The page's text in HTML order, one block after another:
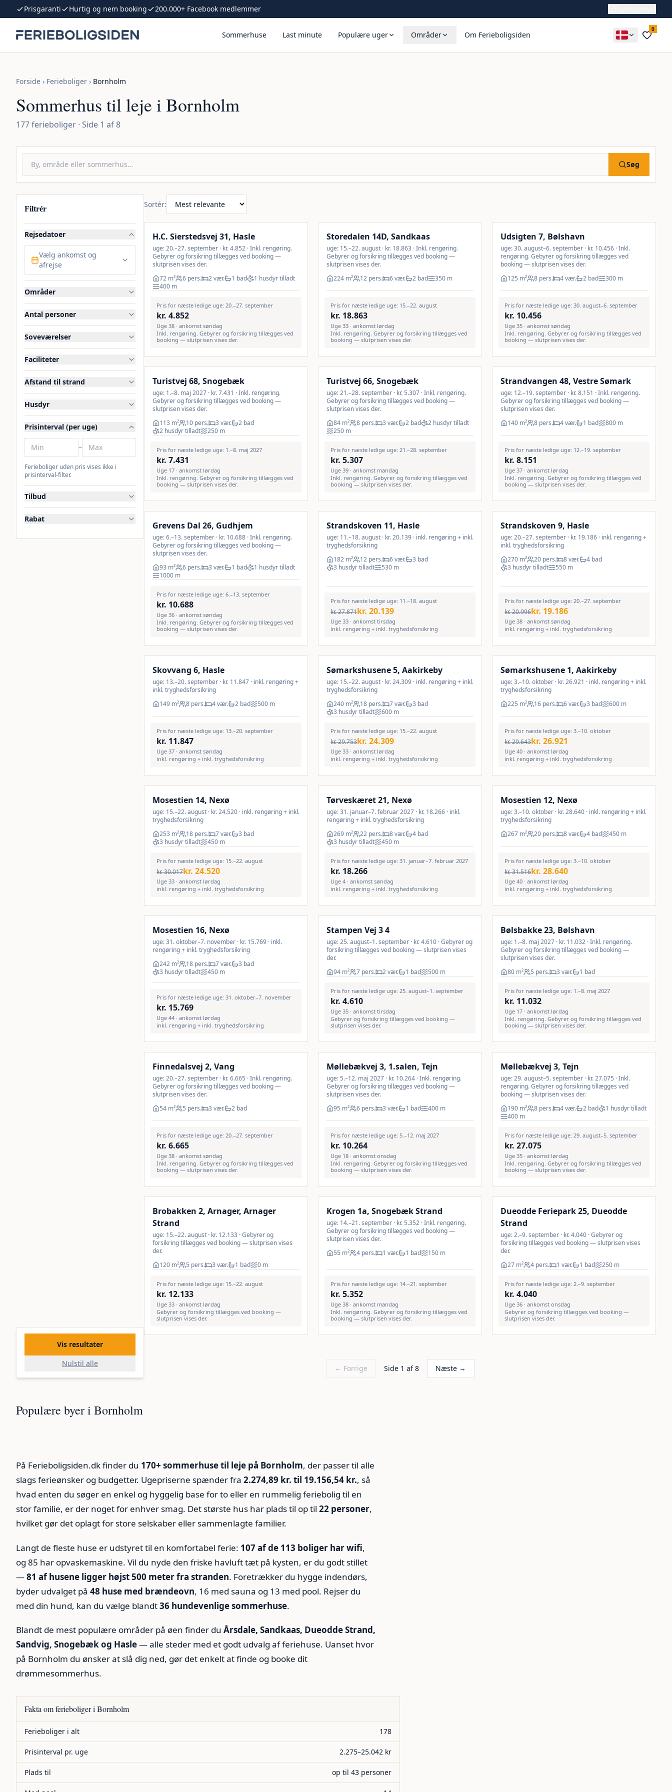
Spring til indhold
Prisgaranti Hurtig og nem booking 200.000+ Facebook medlemmer
Sommerhuse Last minute Populære uger Områder Om Ferieboligsiden
0
Forside › Ferieboliger › Bornholm
Sommerhus til leje i Bornholm
177 ferieboliger · Side 1 af 8
Søg
Filtrér
Rejsedatoer
Vælg ankomst og
afrejse
Områder
Antal personer
Soveværelser
Faciliteter
Afstand til strand
Husdyr
Prisinterval (per uge)
–
Ferieboliger uden pris vises ikke i
prisinterval-filter.
Tilbud
Rabat
Vis resultater
Nulstil alle
Sortér:
H.C. Sierstedsvej 31, Hasle
uge: 20.–27. september · kr. 4.852 · Inkl. rengøring.
Gebyrer og forsikring tillægges ved booking —
slutprisen vises der.
72 m² 6 pers. 2 vær. 1 bad
1 husdyr tilladt
400 m
Pris for næste ledige uge: 20.–27. september
kr. 4.852
Uge 38 · ankomst søndag
Inkl. rengøring. Gebyrer og forsikring tillægges ved
booking — slutprisen vises der.
Storedalen 14D, Sandkaas
uge: 15.–22. august · kr. 18.863 · Inkl. rengøring.
Gebyrer og forsikring tillægges ved booking —
slutprisen vises der.
224 m² 12 pers. 6 vær. 2 bad 350 m
Pris for næste ledige uge: 15.–22. august
kr. 18.863
Uge 33 · ankomst lørdag
Inkl. rengøring. Gebyrer og forsikring tillægges ved
booking — slutprisen vises der.
Udsigten 7, Bølshavn
uge: 30. august–6. september · kr. 10.456 · Inkl.
rengøring. Gebyrer og forsikring tillægges ved
booking — slutprisen vises der.
125 m² 8 pers. 4 vær. 2 bad 300 m
Pris for næste ledige uge: 30. august–6. september
kr. 10.456
Uge 35 · ankomst søndag
Inkl. rengøring. Gebyrer og forsikring tillægges ved
booking — slutprisen vises der.
Inkl. rengøring
Turistvej 68, Snogebæk
uge: 1.–8. maj 2027 · kr. 7.431 · Inkl. rengøring.
Gebyrer og forsikring tillægges ved booking —
slutprisen vises der.
113 m² 10 pers. 3 vær.
2 bad
2 husdyr tilladt
250 m
Pris for næste ledige uge: 1.–8. maj 2027
kr. 7.431
Uge 17 · ankomst lørdag
Inkl. rengøring. Gebyrer og forsikring tillægges ved
booking — slutprisen vises der.
Inkl. rengøring
Turistvej 66, Snogebæk
uge: 21.–28. september · kr. 5.307 · Inkl. rengøring.
Gebyrer og forsikring tillægges ved booking —
slutprisen vises der.
84 m² 8 pers. 3 vær. 2 bad
2 husdyr tilladt
250 m
Pris for næste ledige uge: 21.–28. september
kr. 5.307
Uge 39 · ankomst mandag
Inkl. rengøring. Gebyrer og forsikring tillægges ved
booking — slutprisen vises der.
Inkl. rengøring
Strandvangen 48, Vestre Sømark
uge: 12.–19. september · kr. 8.151 · Inkl. rengøring.
Gebyrer og forsikring tillægges ved booking —
slutprisen vises der.
140 m² 8 pers. 4 vær. 1 bad 800 m
Pris for næste ledige uge: 12.–19. september
kr. 8.151
Uge 37 · ankomst lørdag
Inkl. rengøring. Gebyrer og forsikring tillægges ved
booking — slutprisen vises der.
Inkl. rengøring
Grevens Dal 26, Gudhjem
uge: 6.–13. september · kr. 10.688 · Inkl. rengøring.
Gebyrer og forsikring tillægges ved booking —
slutprisen vises der.
93 m² 6 pers. 3 vær. 1 bad
1 husdyr tilladt
1000 m
Pris for næste ledige uge: 6.–13. september
kr. 10.688
Uge 36 · ankomst søndag
Inkl. rengøring. Gebyrer og forsikring tillægges ved
booking — slutprisen vises der.
LAST MINUTE
Inkl. rengøring
Strandskoven 11, Hasle
uge: 11.–18. august · kr. 20.139 · inkl. rengøring + inkl.
tryghedsforsikring
182 m² 12 pers. 6 vær.
3 bad
3 husdyr tilladt
530 m
Pris for næste ledige uge: 11.–18. august
kr.27.871kr. 20.139
Uge 33 · ankomst tirsdag
inkl. rengøring + inkl. tryghedsforsikring
Inkl. rengøring
Strandskoven 9, Hasle
uge: 20.–27. september · kr. 19.186 · inkl. rengøring +
inkl. tryghedsforsikring
270 m² 20 pers. 8 vær.
4 bad
3 husdyr tilladt
550 m
Pris for næste ledige uge: 20.–27. september
kr.20.996kr. 19.186
Uge 38 · ankomst søndag
inkl. rengøring + inkl. tryghedsforsikring
Inkl. rengøring
Skovvang 6, Hasle
uge: 13.–20. september · kr. 11.847 · inkl. rengøring +
inkl. tryghedsforsikring
149 m² 8 pers. 4 vær. 2 bad 500 m
Pris for næste ledige uge: 13.–20. september
kr. 11.847
Uge 37 · ankomst søndag
inkl. rengøring + inkl. tryghedsforsikring
LAST MINUTE
Inkl. rengøring
Sømarkshusene 5, Aakirkeby
uge: 15.–22. august · kr. 24.309 · inkl. rengøring + inkl.
tryghedsforsikring
240 m² 18 pers. 7 vær.
3 bad
3 husdyr tilladt
600 m
Pris for næste ledige uge: 15.–22. august
kr.29.753kr. 24.309
Uge 33 · ankomst lørdag
inkl. rengøring + inkl. tryghedsforsikring
Inkl. rengøring
Sømarkshusene 1, Aakirkeby
uge: 3.–10. oktober · kr. 26.921 · inkl. rengøring + inkl.
tryghedsforsikring
225 m² 16 pers. 6 vær. 3 bad 600 m
Pris for næste ledige uge: 3.–10. oktober
kr.29.643kr. 26.921
Uge 40 · ankomst lørdag
inkl. rengøring + inkl. tryghedsforsikring
LAST MINUTE
Inkl. rengøring
Mosestien 14, Nexø
uge: 15.–22. august · kr. 24.520 · inkl. rengøring + inkl.
tryghedsforsikring
253 m² 18 pers. 7 vær.
3 bad
3 husdyr tilladt
450 m
Pris for næste ledige uge: 15.–22. august
kr.30.017kr. 24.520
Uge 33 · ankomst lørdag
inkl. rengøring + inkl. tryghedsforsikring
Inkl. rengøring
Tørveskæret 21, Nexø
uge: 31. januar–7. februar 2027 · kr. 18.266 · inkl.
rengøring + inkl. tryghedsforsikring
269 m² 22 pers. 8 vær.
4 bad
3 husdyr tilladt
450 m
Pris for næste ledige uge: 31. januar–7. februar 2027
kr. 18.266
Uge 4 · ankomst søndag
inkl. rengøring + inkl. tryghedsforsikring
Inkl. rengøring
Mosestien 12, Nexø
uge: 3.–10. oktober · kr. 28.640 · inkl. rengøring + inkl.
tryghedsforsikring
267 m² 20 pers. 8 vær. 4 bad 450 m
Pris for næste ledige uge: 3.–10. oktober
kr.31.516kr. 28.640
Uge 40 · ankomst lørdag
inkl. rengøring + inkl. tryghedsforsikring
Inkl. rengøring
Mosestien 16, Nexø
uge: 31. oktober–7. november · kr. 15.769 · inkl.
rengøring + inkl. tryghedsforsikring
242 m² 18 pers. 7 vær.
3 bad
3 husdyr tilladt
450 m
Pris for næste ledige uge: 31. oktober–7. november
kr. 15.769
Uge 44 · ankomst lørdag
inkl. rengøring + inkl. tryghedsforsikring
Stampen Vej 3 4
uge: 25. august–1. september · kr. 4.610 · Gebyrer og
forsikring tillægges ved booking — slutprisen vises
der.
94 m² 7 pers. 2 vær. 1 bad 500 m
Pris for næste ledige uge: 25. august–1. september
kr. 4.610
Uge 35 · ankomst tirsdag
Gebyrer og forsikring tillægges ved booking —
slutprisen vises der.
Inkl. rengøring
Bølsbakke 23, Bølshavn
uge: 1.–8. maj 2027 · kr. 11.032 · Inkl. rengøring.
Gebyrer og forsikring tillægges ved booking —
slutprisen vises der.
80 m² 5 pers. 3 vær. 1 bad
Pris for næste ledige uge: 1.–8. maj 2027
kr. 11.032
Uge 17 · ankomst lørdag
Inkl. rengøring. Gebyrer og forsikring tillægges ved
booking — slutprisen vises der.
Inkl. rengøring
Finnedalsvej 2, Vang
uge: 20.–27. september · kr. 6.665 · Inkl. rengøring.
Gebyrer og forsikring tillægges ved booking —
slutprisen vises der.
54 m² 5 pers. 3 vær. 2 bad
Pris for næste ledige uge: 20.–27. september
kr. 6.665
Uge 38 · ankomst søndag
Inkl. rengøring. Gebyrer og forsikring tillægges ved
booking — slutprisen vises der.
Inkl. rengøring
Møllebækvej 3, 1.salen, Tejn
uge: 5.–12. maj 2027 · kr. 10.264 · Inkl. rengøring.
Gebyrer og forsikring tillægges ved booking —
slutprisen vises der.
95 m² 6 pers. 3 vær. 1 bad 400 m
Pris for næste ledige uge: 5.–12. maj 2027
kr. 10.264
Uge 18 · ankomst onsdag
Inkl. rengøring. Gebyrer og forsikring tillægges ved
booking — slutprisen vises der.
Inkl. rengøring
Møllebækvej 3, Tejn
uge: 29. august–5. september · kr. 27.075 · Inkl.
rengøring. Gebyrer og forsikring tillægges ved
booking — slutprisen vises der.
190 m² 8 pers. 4 vær. 2 bad
1 husdyr tilladt
400 m
Pris for næste ledige uge: 29. august–5. september
kr. 27.075
Uge 35 · ankomst lørdag
Inkl. rengøring. Gebyrer og forsikring tillægges ved
booking — slutprisen vises der.
Brobakken 2, Arnager, Arnager
Strand
uge: 15.–22. august · kr. 12.133 · Gebyrer og
forsikring tillægges ved booking — slutprisen vises
der.
120 m² 5 pers. 3 vær. 1 bad 0 m
Pris for næste ledige uge: 15.–22. august
kr. 12.133
Uge 33 · ankomst lørdag
Gebyrer og forsikring tillægges ved booking —
slutprisen vises der.
Inkl. rengøring
Krogen 1a, Snogebæk Strand
uge: 14.–21. september · kr. 5.352 · Inkl. rengøring.
Gebyrer og forsikring tillægges ved booking —
slutprisen vises der.
55 m² 4 pers. 1 vær. 1 bad 150 m
Pris for næste ledige uge: 14.–21. september
kr. 5.352
Uge 38 · ankomst mandag
Inkl. rengøring. Gebyrer og forsikring tillægges ved
booking — slutprisen vises der.
Dueodde Feriepark 25, Dueodde
Strand
uge: 2.–9. september · kr. 4.040 · Gebyrer og
forsikring tillægges ved booking — slutprisen vises
der.
27 m² 4 pers. 1 vær. 1 bad 250 m
Pris for næste ledige uge: 2.–9. september
kr. 4.040
Uge 36 · ankomst onsdag
Gebyrer og forsikring tillægges ved booking —
slutprisen vises der.
← Forrige Side 1 af 8 Næste →
Populære byer i Bornholm
18
Allinge-Sandvig
På Ferieboligsiden.dk finder du 170+ sommerhuse til leje på Bornholm, der passer til alle
slags ferieønsker og budgetter. Ugepriserne spænder fra 2.274,89 kr. til 19.156,54 kr., så
hvad enten du søger en enkel og hyggelig base for to eller en rummelig feriebolig til en
stor familie, er der noget for enhver smag. Det største hus har plads til op til 22 personer,
hvilket gør det oplagt for store selskaber eller sammenlagte familier.
Langt de fleste huse er udstyret til en komfortabel ferie: 107 af de 113 boliger har wifi,
og 85 har opvaskemaskine. Vil du nyde den friske havluft tæt på kysten, er du godt stillet
—81 af husene ligger højst 500 meter fra stranden. Foretrækker du hygge indendørs,
byder udvalget på 48 huse med brændeovn, 16 med sauna og 13 med pool. Rejser du
med din hund, kan du vælge blandt36 hundevenlige sommerhuse.
Blandt de mest populære områder på øen finder du Årsdale, Sandkaas, Dueodde Strand,
Sandvig, Snogebæk og Hasle— alle steder med et godt udvalg af feriehuse. Uanset hvor
på Bornholm du ønsker at slå dig ned, gør det enkelt at finde og booke dit
drømmesommerhus.
Fakta om ferieboliger i Bornholm
Forhold Antal
Ferieboliger i alt 178
Prisinterval pr. uge 2.275–25.042 kr
Plads til op til 43 personer